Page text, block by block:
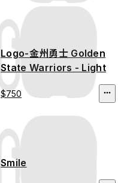
Logo-金州勇士 Golden
State Warriors - Light
$750
Smile